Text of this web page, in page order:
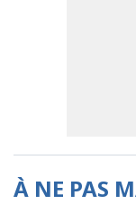
À NE PAS